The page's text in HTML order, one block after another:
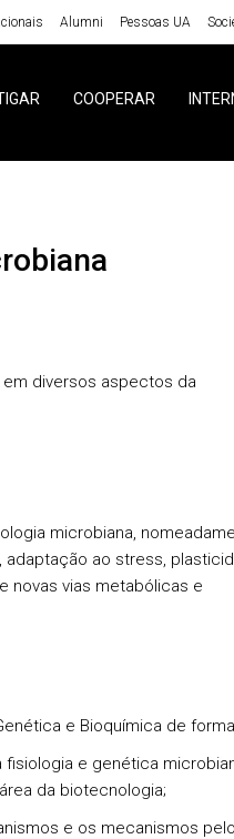
Alumni Pessoas UA
COOPERAR
diversos aspectos da
microbiana,
ao stress,
novas vias metabólicas e
e Bioquímica de
e genética
da biotecnologia;
e os mecanismos